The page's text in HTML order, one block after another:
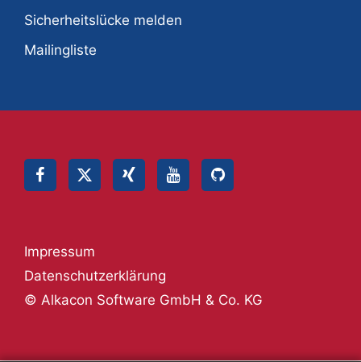
Sicherheitslücke melden
Mailingliste
© Alkacon Software GmbH & Co. KG
Datenschutzerklärung
Impressum